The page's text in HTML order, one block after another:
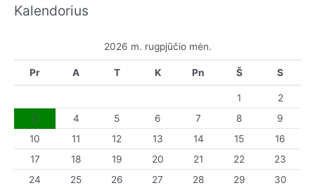
Kalendorius
2026 m. rugpjūčio mėn.
Pr A T K Pn Š S
1
2
3
4 5 6 7 8
9
10
11 12 13 14 15
16
17
18 19 20 21 22
23
24
25 26 27 28 29 30